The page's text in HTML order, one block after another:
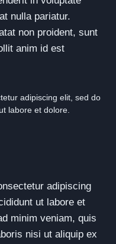
nulla pariatur.
non proident, sunt
anim id est
adipiscing elit, sed do
labore et dolore.
adipiscing
ut labore et
minim veniam, quis
nisi ut aliquip ex